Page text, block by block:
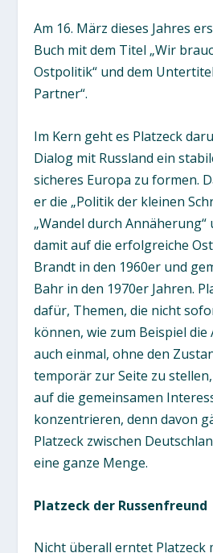
Am 16. März dieses Jahres
Buch mit dem Titel „Wir
Ostpolitik“ und dem
Partner“.
Im Kern geht es Platzeck
Dialog mit Russland ein
sicheres Europa zu formen.
er die „Politik der kleinen
„Wandel durch
damit auf die erfolgreiche
Brandt in den 1960er und
Bahr in den 1970er Jahren.
dafür, Themen, die nicht
können, wie zum Beispiel die
auch einmal, ohne den
temporär zur Seite zu
auf die gemeinsamen
konzentrieren, denn davon
Platzeck zwischen
eine ganze Menge.
Platzeck der Russenfreund
Nicht überall erntet Platzeck